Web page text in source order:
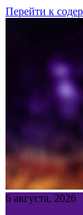
Перейти к
6 августа, 2026